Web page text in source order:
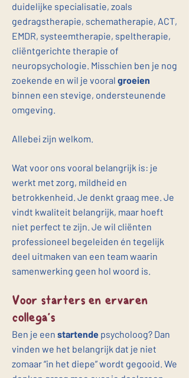
duidelijke specialisatie, zoals
gedragstherapie, schematherapie, ACT,
EMDR, systeemtherapie, speltherapie,
cliëntgerichte therapie of
neuropsychologie. Misschien ben je nog
zoekende en wil je vooral groeien
binnen een stevige, ondersteunende
omgeving.
Allebei zijn welkom.
Wat voor ons vooral belangrijk is: je
werkt met zorg, mildheid en
betrokkenheid. Je denkt graag mee. Je
vindt kwaliteit belangrijk, maar hoeft
niet perfect te zijn. Je wil cliënten
professioneel begeleiden én tegelijk
deel uitmaken van een team waarin
samenwerking geen hol woord is.
Voor starters en ervaren
collega’s
Ben je een startende psycholoog? Dan
vinden we het belangrijk dat je niet
zomaar “in het diepe” wordt gegooid. We